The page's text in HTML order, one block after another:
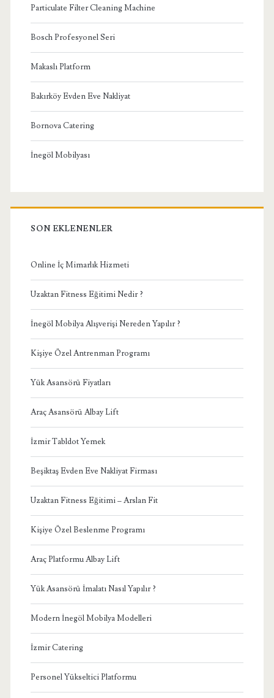
Particulate Filter Cleaning Machine
Bosch Profesyonel Seri
Makaslı Platform
Bakırköy Evden Eve Nakliyat
Bornova Catering
İnegöl Mobilyası
SON EKLENENLER
Online İç Mimarlık Hizmeti
Uzaktan Fitness Eğitimi Nedir ?
İnegöl Mobilya Alışverişi Nereden Yapılır ?
Kişiye Özel Antrenman Programı
Yük Asansörü Fiyatları
Araç Asansörü Albay Lift
İzmir Tabldot Yemek
Beşiktaş Evden Eve Nakliyat Firması
Uzaktan Fitness Eğitimi – Arslan Fit
Kişiye Özel Beslenme Programı
Araç Platformu Albay Lift
Yük Asansörü İmalatı Nasıl Yapılır ?
Modern İnegöl Mobilya Modelleri
İzmir Catering
Personel Yükseltici Platformu